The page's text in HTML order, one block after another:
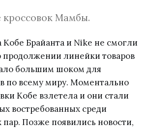
Мамбы.
Кобе Брайанта и Nike не смогли
продолжении линейки товаров
большим шоком для
по всему миру. Моментально
Кобе взлетела и они стали
востребованных среди
пар. Позже появились новости,